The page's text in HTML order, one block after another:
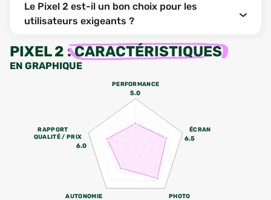
Le Pixel 2 est-il un bon choix pour les
utilisateurs exigeants ?
PIXEL 2 :CARACTÉRISTIQUES
EN GRAPHIQUE
PERFORMANCE
5.0
ÉCRAN
6.5
PHOTO
AUTONOMIE
RAPPORT
QUALITÉ / PRIX
6.0